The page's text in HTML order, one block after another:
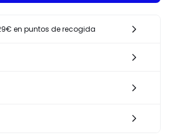
en puntos de recogida